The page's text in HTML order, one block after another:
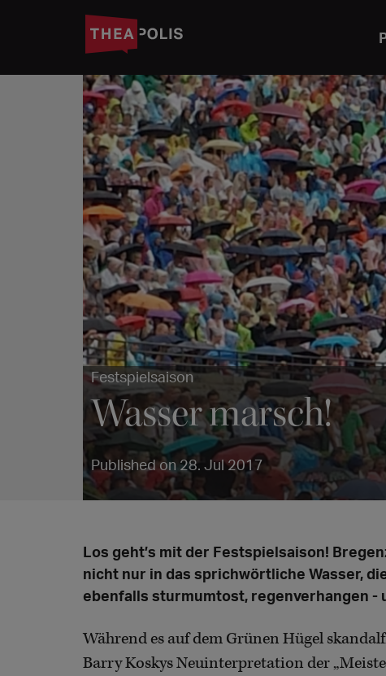
Festspielsaison
Wasser marsch!
Published on 28. Jul 2017
Los geht’s mit der Festspielsaison!
nicht nur in das sprichwörtliche Wasser,
ebenfalls sturmumtost, regenverhangen -
Während es auf dem Grünen Hügel
Barry Koskys Neuinterpretation der